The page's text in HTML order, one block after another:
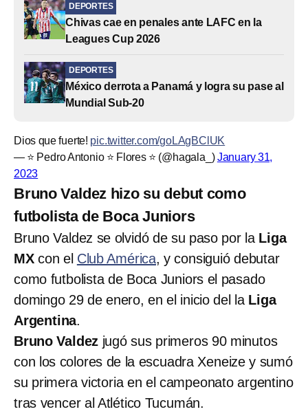
DEPORTES
Chivas cae en penales ante LAFC en la
Leagues Cup 2026
DEPORTES
México derrota a Panamá y logra su pase al
Mundial Sub-20
Dios que fuerte! pic.twitter.com/goLAgBClUK
— ⭐️ Pedro Antonio ⭐️ Flores ⭐️ (@hagala_)January 31,
2023
Bruno Valdez hizo su debut como
futbolista de Boca Juniors
Bruno Valdez se olvidó de su paso por la Liga
MXcon el Club América, y consiguió debutar
como futbolista de Boca Juniors el pasado
domingo 29 de enero, en el inicio del laLiga
Argentina.
Bruno Valdez jugó sus primeros 90 minutos
con los colores de la escuadra Xeneize y sumó
su primera victoria en el campeonato argentino
tras vencer al Atlético Tucumán.